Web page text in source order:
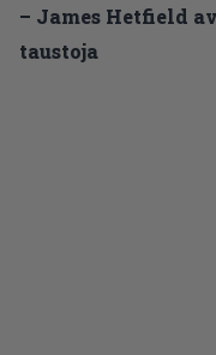
– James Hetfield
taustoja